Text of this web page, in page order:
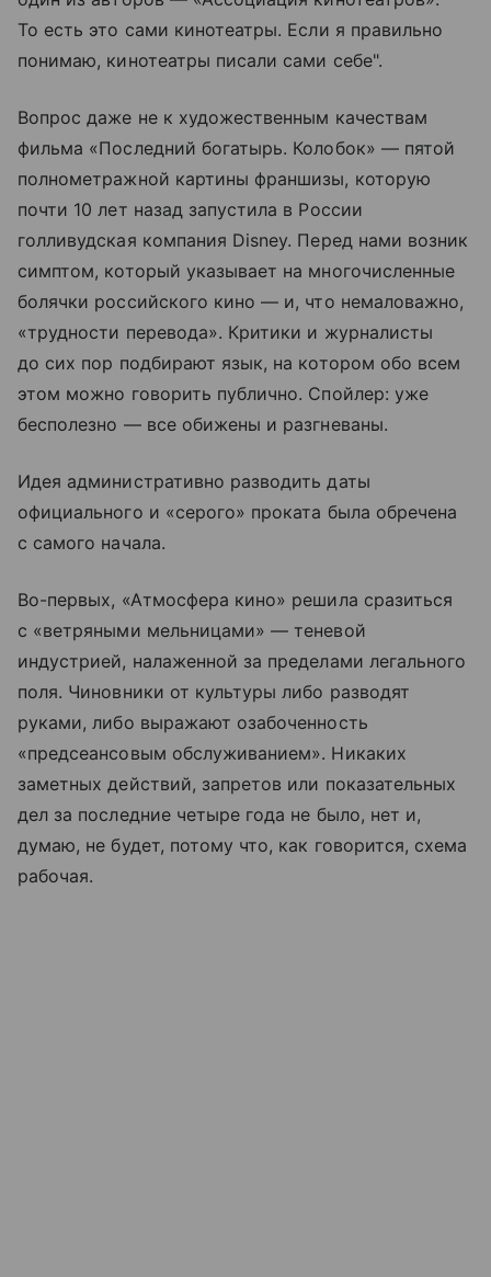
То есть это сами кинотеатры. Если я правильно
понимаю, кинотеатры писали сами себе".
Вопрос даже не к художественным качествам
фильма «Последний богатырь. Колобок» — пятой
полнометражной картины франшизы, которую
почти 10 лет назад запустила в России
голливудская компания Disney. Перед нами возник
симптом, который указывает на многочисленные
болячки российского кино — и, что немаловажно,
«трудности перевода». Критики и журналисты
до сих пор подбирают язык, на котором обо всем
этом можно говорить публично. Спойлер: уже
бесполезно — все обижены и разгневаны.
Идея административно разводить даты
официального и «серого» проката была обречена
с самого начала.
Во-первых, «Атмосфера кино» решила сразиться
с «ветряными мельницами» — теневой
индустрией, налаженной за пределами легального
поля. Чиновники от культуры либо разводят
руками, либо выражают озабоченность
«предсеансовым обслуживанием». Никаких
заметных действий, запретов или показательных
дел за последние четыре года не было, нет и,
думаю, не будет, потому что, как говорится, схема
рабочая.